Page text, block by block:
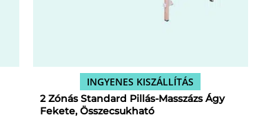
INGYENES KISZÁLLÍTÁS
2 Zónás Standard Pillás-Masszázs Ágy
Fekete, Összecsukható